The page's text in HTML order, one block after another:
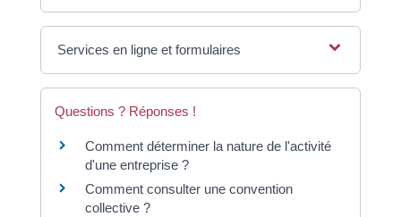
Services en ligne et formulaires
Questions ? Réponses !
Comment déterminer la nature de l'activité
d'une entreprise ?
Comment consulter une convention
collective ?